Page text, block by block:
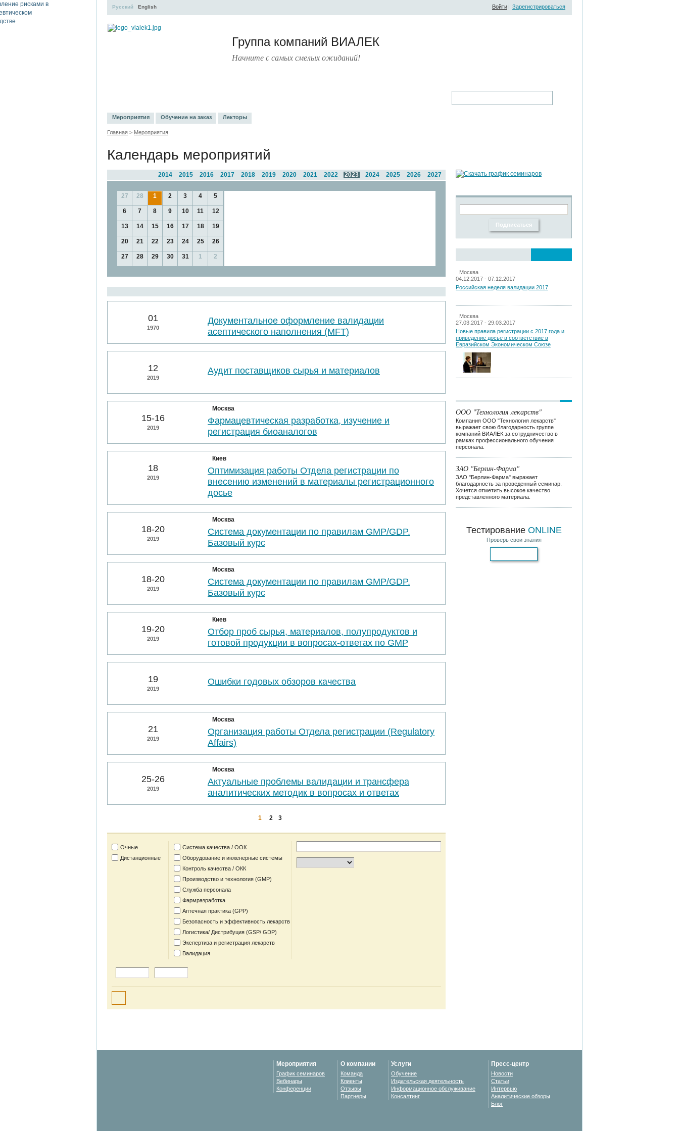
Группа компаний ВИАЛЕК
Начните с самых смелых ожиданий!
Русский English Войти | Зарегистрироваться
Мероприятия Обучение на заказ Лекторы
Главная > Мероприятия
Календарь мероприятий
2027
2026
2025
2024
2023
2022
2021
2020
2019
2018
2017
2016
2015
2014
27 28 1 2 3 4 5
6 7 8 9 10 11 12
13 14 15 16 17 18 19
20 21 22 23 24 25 26
27 28 29 30 31 1 2
01
1970
Документальное оформление валидации
асептического наполнения (MFT)
12
2019
Аудит поставщиков сырья и материалов
15-16
2019
Москва
Фармацевтическая разработка, изучение и
регистрация биоаналогов
18
2019
Киев
Оптимизация работы Отдела регистрации по
внесению изменений в материалы регистрационного
досье
18-20
2019
Москва
Система документации по правилам GMP/GDP.
Базовый курс
18-20
2019
Москва
Система документации по правилам GMP/GDP.
Базовый курс
19-20
2019
Киев
Отбор проб сырья, материалов, полупродуктов и
готовой продукции в вопросах-ответах по GMP
19
2019
Ошибки годовых обзоров качества
21
2019
Москва
Организация работы Отдела регистрации (Regulatory
Affairs)
25-26
2019
Москва
Актуальные проблемы валидации и трансфера
аналитических методик в вопросах и ответах
1 2 3
Очные
Дистанционные
Система качества / ООК
Оборудование и инженерные системы
Контроль качества / ОКК
Производство и технология (GMP)
Служба персонала
Фармразработка
Аптечная практика (GPP)
Безопасность и эффективность лекарств
Логистика/ Дистрибуция (GSP/ GDP)
Экспертиза и регистрация лекарств
Валидация
Москва
04.12.2017 - 07.12.2017
Российская неделя валидации 2017
Москва
27.03.2017 - 29.03.2017
Новые правила регистрации c 2017 года и
приведение досье в соответствие в
Евразийском Экономическом Союзе
ООО "Технология лекарств"
Компания ООО "Технология лекарств"
выражает свою благодарность группе
компаний ВИАЛЕК за сотрудничество в
рамках профессионального обучения
персонала.
ЗАО "Берлин-Фарма"
ЗАО "Берлин-Фарма" выражает
благодарность за проведенный семинар.
Хочется отметить высокое качество
представленного материала.
Тестирование ONLINE
Проверь свои знания
Мероприятия
График семинаров
Вебинары
Конференции
О компании
Команда
Клиенты
Отзывы
Партнеры
Услуги
Обучение
Издательская деятельность
Информационное обслуживание
Консалтинг
Пресс-центр
Новости
Статьи
Интервью
Аналитические обзоры
Блог